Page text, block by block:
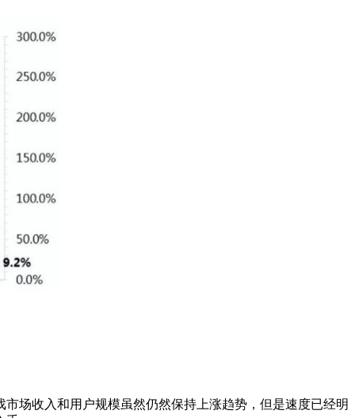
场收入和用户规模虽然仍然保持上涨趋势，但是速度已经明